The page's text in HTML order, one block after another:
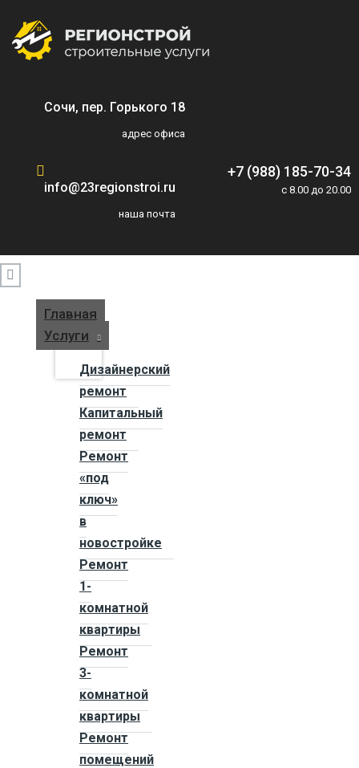
Сочи, пер. Горького 18
адрес офиса
info@23regionstroi.ru
наша почта
+7 (988) 185-70-34
c 8.00 до 20.00
Главная
Услуги
Дизайнерский
ремонт
Капитальный
ремонт
Ремонт
«под
ключ»
в
новостройке
Ремонт
1-
комнатной
квартиры
Ремонт
3-
комнатной
квартиры
Ремонт
помещений